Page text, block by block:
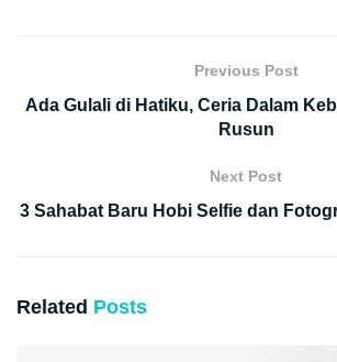
Previous Post
Ada Gulali di Hatiku, Ceria Dalam
Rusun
Next Post
3 Sahabat Baru Hobi Selfie dan
Related Posts